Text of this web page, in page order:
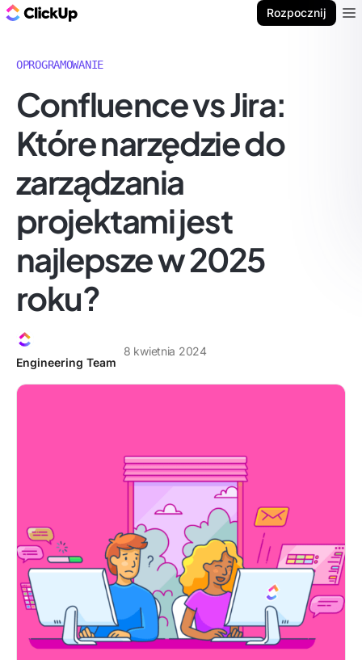
Rozpocznij
OPROGRAMOWANIE
Confluence vs Jira:
Które narzędzie do
zarządzania
projektami jest
najlepsze w 2025
roku?
Engineering Team
8 kwietnia 2024